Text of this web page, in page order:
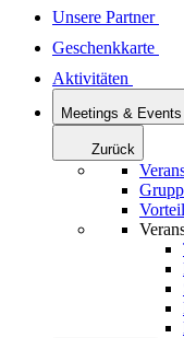
Unsere Partner
Geschenkkarte
Aktivitäten
Meetings & Events
Zurück